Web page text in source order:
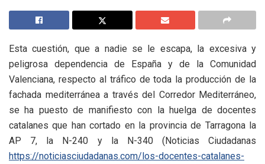
Esta cuestión, que a nadie se le escapa, la excesiva y
peligrosa dependencia de España y de la Comunidad
Valenciana, respecto al tráfico de toda la producción de la
fachada mediterránea a través del Corredor Mediterráneo,
se ha puesto de manifiesto con la huelga de docentes
catalanes que han cortado en la provincia de Tarragona la
AP 7, la N-240 y la N-340 (Noticias Ciudadanas
https://noticiasciudadanas.com/los-docentes-catalanes-